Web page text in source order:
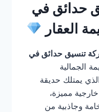
حدائق في
العقار
تنسيق حدائق في
الجمالية
الذي يمتلك حديقة
مميزة،
وجاذبية من